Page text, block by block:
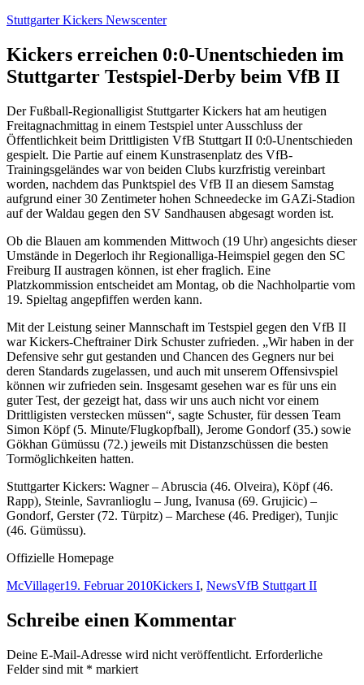
Zum
springen
Stuttgarter Kickers Newscenter
Kickers erreichen 0:0-Unentschieden im
Stuttgarter Testspiel-Derby beim VfB II
Der Fußball-Regionalligist Stuttgarter Kickers hat am heutigen
Freitagnachmittag in einem Testspiel unter Ausschluss der
Öffentlichkeit beim Drittligisten VfB Stuttgart II 0:0-Unentschieden
gespielt. Die Partie auf einem Kunstrasenplatz des VfB-
Trainingsgeländes war von beiden Clubs kurzfristig vereinbart
worden, nachdem das Punktspiel des VfB II an diesem Samstag
aufgrund einer 30 Zentimeter hohen Schneedecke im GAZi-Stadion
auf der Waldau gegen den SV Sandhausen abgesagt worden ist.
Ob die Blauen am kommenden Mittwoch (19 Uhr) angesichts dieser
Umstände in Degerloch ihr Regionalliga-Heimspiel gegen den SC
Freiburg II austragen können, ist eher fraglich. Eine
Platzkommission entscheidet am Montag, ob die Nachholpartie vom
19. Spieltag angepfiffen werden kann.
Mit der Leistung seiner Mannschaft im Testspiel gegen den VfB II
war Kickers-Cheftrainer Dirk Schuster zufrieden. „Wir haben in der
Defensive sehr gut gestanden und Chancen des Gegners nur bei
deren Standards zugelassen, und auch mit unserem Offensivspiel
können wir zufrieden sein. Insgesamt gesehen war es für uns ein
guter Test, der gezeigt hat, dass wir uns auch nicht vor einem
Drittligisten verstecken müssen“, sagte Schuster, für dessen Team
Simon Köpf (5. Minute/Flugkopfball), Jerome Gondorf (35.) sowie
Gökhan Gümüssu (72.) jeweils mit Distanzschüssen die besten
Tormöglichkeiten hatten.
Stuttgarter Kickers: Wagner – Abruscia (46. Olveira), Köpf (46.
Rapp), Steinle, Savranlioglu – Jung, Ivanusa (69. Grujicic) –
Gondorf, Gerster (72. Türpitz) – Marchese (46. Prediger), Tunjic
(46. Gümüssu).
Offizielle Homepage
Autor
McVillagerVeröffentlicht
19. Februar 2010Kategorien
Kickers I, NewsSchlagwörter
VfB Stuttgart II
Schreibe einen Kommentar
Deine E-Mail-Adresse wird nicht veröffentlicht. Erforderliche
Felder sind mit * markiert